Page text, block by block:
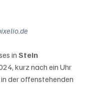
in Stein
kurz nach ein Uhr
der offenstehenden